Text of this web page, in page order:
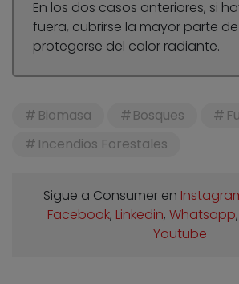
En los dos casos anteriores, si
fuera, cubrirse la mayor parte
protegerse del calor radiante.
Biomasa Bosques
Incendios Forestales
Sigue a Consumer en
Facebook, Linkedin, Whatsapp,
Youtube